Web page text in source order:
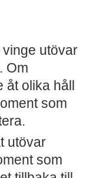
utövar
Om
olika håll
som
utövar
som